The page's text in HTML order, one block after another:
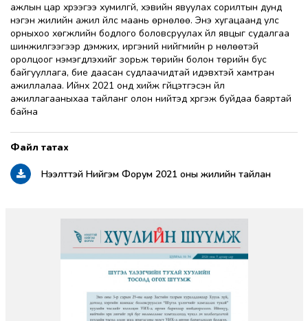
ажлын цар хүрээгээ хумилгүй, хэвийн явуулах сорилтын дунд
нэгэн жилийн ажил үйлс маань өрнөлөө. Энэ хугацаанд улс
орныхоо хөгжлийн бодлого боловсруулах үйл явцыг судалгаа
шинжилгээгээр дэмжих, иргэний нийгмийн үр нөлөөтэй
оролцоог нэмэгдүүлэхийг зорьж төрийн болон төрийн бус
байгууллага, бие даасан судлаачидтай идэвхтэй хамтран
ажиллалаа. Ийнхүү 2021 онд хийж гүйцэтгэсэн үйл
ажиллагааныхаа тайланг олон нийтэд хүргэж буйдаа баяртай
байна
Нээлттэй Нийгэм Форум 2021 оны жилийн тайлан